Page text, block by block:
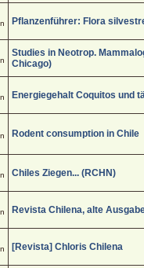
Pflanzenführer: Flora
Studies in Neotrop.
Chicago)
Energiegehalt Coquitos und
Rodent consumption in Chile
Chiles Ziegen... (RCHN)
Revista Chilena, alte
[Revista] Chloris Chilena